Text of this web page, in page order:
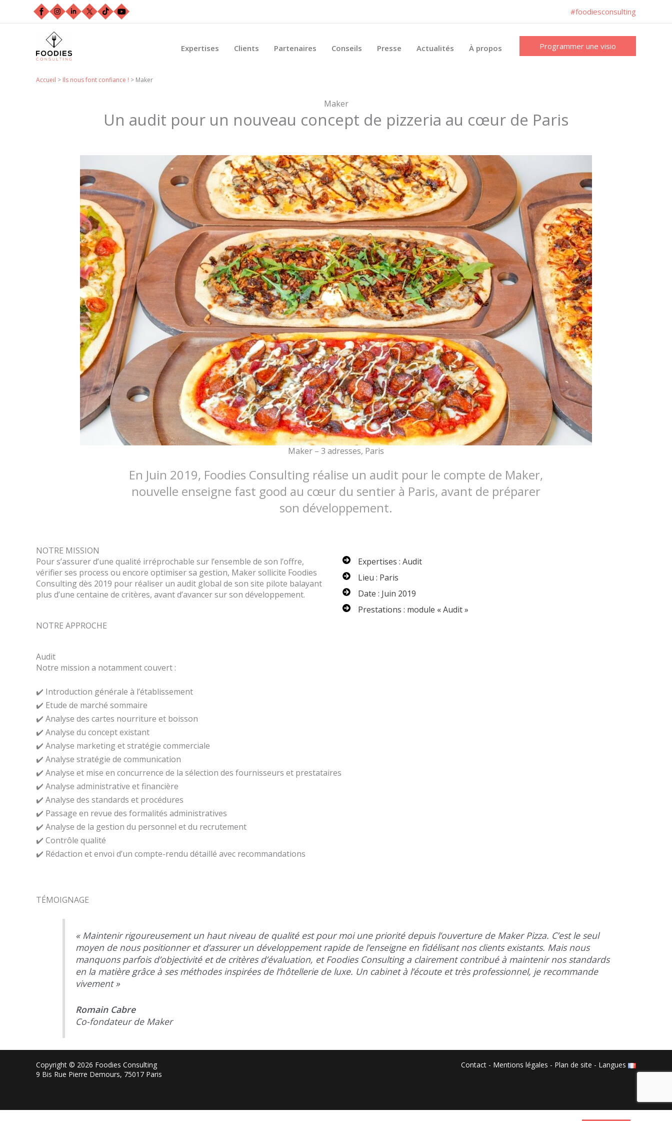
contenu
#foodiesconsulting
Expertises Clients Partenaires Conseils Presse Actualités À propos Programmer une visio
Accueil > Ils nous font confiance ! > Maker
Maker
Un audit pour un nouveau concept de pizzeria au cœur de Paris
Maker – 3 adresses, Paris
En Juin 2019, Foodies Consulting réalise un audit pour le compte de Maker,
nouvelle enseigne fast good au cœur du sentier à Paris, avant de préparer
son développement.
NOTRE MISSION
Pour s’assurer d’une qualité irréprochable sur l’ensemble de son l’offre,
vérifier ses process ou encore optimiser sa gestion, Maker sollicite Foodies
Consulting dès 2019 pour réaliser un audit global de son site pilote balayant
plus d’une centaine de critères, avant d’avancer sur son développement.
Expertises : Audit
Lieu : Paris
Date : Juin 2019
Prestations : module « Audit »
NOTRE APPROCHE
Audit
Notre mission a notamment couvert :
✔️ Introduction générale à l’établissement
✔️ Etude de marché sommaire
✔️ Analyse des cartes nourriture et boisson
✔️ Analyse du concept existant
✔️ Analyse marketing et stratégie commerciale
✔️ Analyse stratégie de communication
✔️ Analyse et mise en concurrence de la sélection des fournisseurs et prestataires
✔️ Analyse administrative et financière
✔️ Analyse des standards et procédures
✔️ Passage en revue des formalités administratives
✔️ Analyse de la gestion du personnel et du recrutement
✔️ Contrôle qualité
✔️ Rédaction et envoi d’un compte-rendu détaillé avec recommandations
TÉMOIGNAGE
« Maintenir rigoureusement un haut niveau de qualité est pour moi une priorité depuis l’ouverture de Maker Pizza. C’est le seul
moyen de nous positionner et d’assurer un développement rapide de l’enseigne en fidélisant nos clients existants. Mais nous
manquons parfois d’objectivité et de critères d’évaluation, et Foodies Consulting a clairement contribué à maintenir nos standards
en la matière grâce à ses méthodes inspirées de l’hôtellerie de luxe. Un cabinet à l’écoute et très professionnel, je recommande
vivement »
Romain Cabre
Co-fondateur de Maker
Copyright © 2026 Foodies Consulting
9 Bis Rue Pierre Demours, 75017 Paris
Contact - Mentions légales - Plan de site - Langues